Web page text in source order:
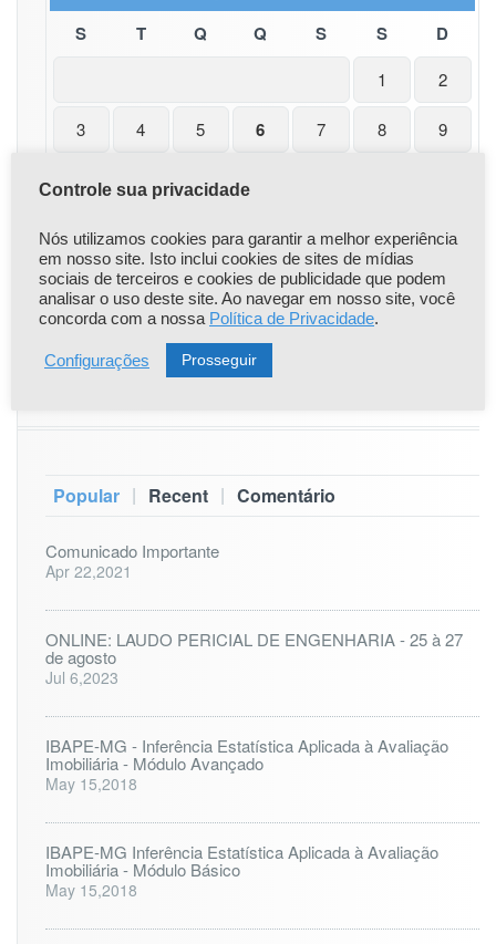
S T Q Q S S D
1 2
3 4 5 6 7 8 9
10 12
17 23
24 25 26 27 28 29 30
31
« nov
Popular | Recent | Comentário
Comunicado Importante
Apr 22,2021
ONLINE: LAUDO PERICIAL DE ENGENHARIA - 25 à 27
de agosto
Jul 6,2023
IBAPE-MG - Inferência Estatística Aplicada à Avaliação
Imobiliária - Módulo Avançado
May 15,2018
IBAPE-MG Inferência Estatística Aplicada à Avaliação
Imobiliária - Módulo Básico
May 15,2018
Controle sua privacidade
Nós utilizamos cookies para garantir a melhor experiência
em nosso site. Isto inclui cookies de sites de mídias
sociais de terceiros e cookies de publicidade que podem
analisar o uso deste site. Ao navegar em nosso site, você
concorda com a nossa Política de Privacidade.
Configurações Prosseguir